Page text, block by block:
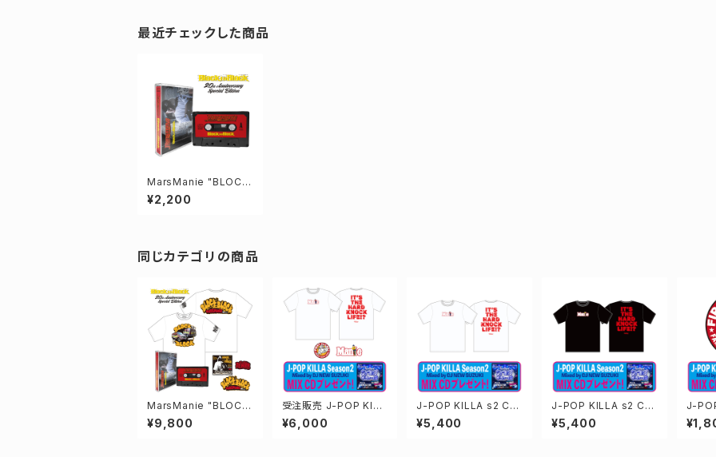
最近チェックした商品
MarsManie "BLOCK
to BLOCK" 20th Cas
sette Tape
¥2,200
同じカテゴリの商品
MarsManie "BLOCK
to BLOCK" 20th Spe
cial Pac
¥9,800
受注販売 J-POP KILL
A s2 CD付き スペシャ
ルセット
¥6,000
J-POP KILLA s2 CD
付き Tシャツ White
¥5,400
J-POP KILLA s2 CD
付き Tシャツ Black
¥5,400
J-
付き